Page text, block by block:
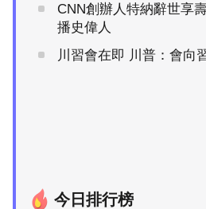
CNN創辦人特納辭世享
播史偉人
川習會在即 川普：會向
今日排行榜